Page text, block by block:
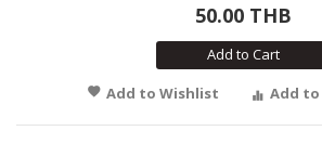
50.00 THB
Add to Cart
Add to Wishlist
Add to